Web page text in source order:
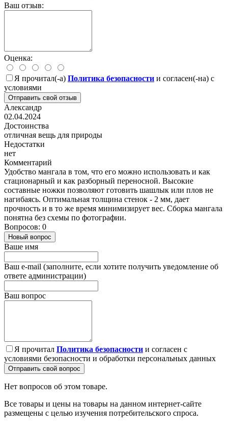
Ваш отзыв:
Оценка:
Я прочитал(-а) Политика безопасности и согласен(-на) с
условиями
Отправить свой отзыв
Александр
02.04.2024
Достоинства
отличная вещь для природы
Недостатки
нет
Комментарий
Удобство мангала в том, что его можно использовать и как
стационарный и как разборный переносной. Высокие
составные ножки позволяют готовить шашлык или плов не
нагибаясь. Оптимальная толщина стенок - 2 мм, дает
прочность и в то же время минимизирует вес. Сборка мангала
понятна без схемы по фотографии.
Вопросов: 0
Новый вопрос
Ваше имя
Ваш e-mail (заполните, если хотите получить уведомление об
ответе администрации)
Ваш вопрос
Я прочитал Политика безопасности и согласен с
условиями безопасности и обработки персональных данных
Отправить свой вопрос
Нет вопросов об этом товаре.
Все товары и цены на товары на данном интернет-сайте
размещены с целью изучения потребительского спроса.